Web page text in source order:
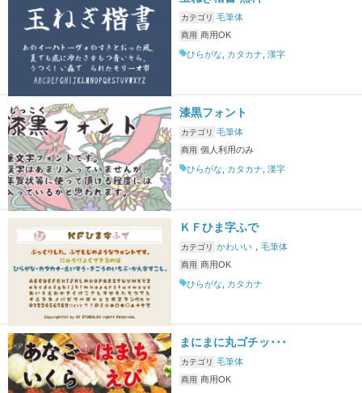
カテゴリ 毛筆体
商用 商用OK
ひらがな
カタカナ 漢字
漆黒フォント
カテゴリ 毛筆体
商用 個人利用のみ
ひらがな
カタカナ 漢字
ＫＦひま字ふで
カテゴリ かわいい， 毛筆体
商用 商用OK
ひらがな
カタカナ
まにまに丸ゴチッ･･･
カテゴリ 毛筆体
商用 商用OK